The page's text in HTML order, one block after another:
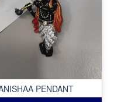
PENDANT